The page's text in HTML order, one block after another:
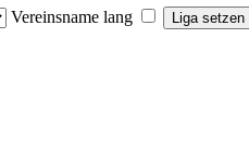
Vereinsname lang